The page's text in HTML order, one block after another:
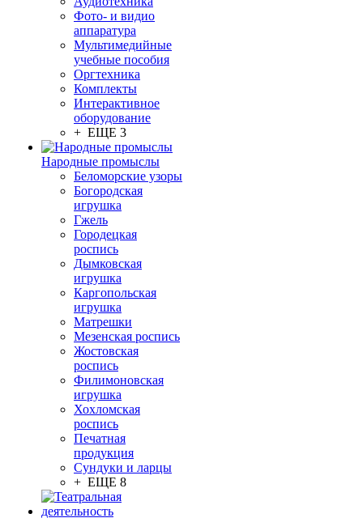
Фото- и видио
аппаратура
Мультимедийные
учебные пособия
Оргтехника
Комплекты
Интерактивное
оборудование
+ ЕЩЕ 3
Народные промыслы
Беломорские узоры
Богородская
игрушка
Гжель
Городецкая
роспись
Дымковская
игрушка
Каргопольская
игрушка
Матрешки
Мезенская роспись
Жостовская
роспись
Филимоновская
игрушка
Хохломская
роспись
Печатная
продукция
Сундуки и ларцы
+ ЕЩЕ 8